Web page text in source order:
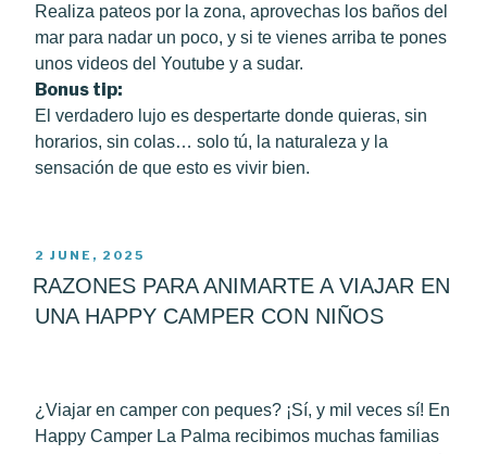
Realiza pateos por la zona, aprovechas los baños del
mar para nadar un poco, y si te vienes arriba te pones
unos videos del Youtube y a sudar.
Bonus tip:
El verdadero lujo es despertarte donde quieras, sin
horarios, sin colas… solo tú, la naturaleza y la
sensación de que esto es vivir bien.
POSTED
ON
2 JUNE, 2025
RAZONES PARA ANIMARTE A VIAJAR EN
UNA HAPPY CAMPER CON NIÑOS
¿Viajar en camper con peques? ¡Sí, y mil veces sí! En
Happy Camper La Palma recibimos muchas familias